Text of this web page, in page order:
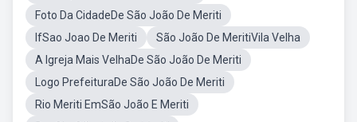
Foto Da CidadeDe São João De Meriti
IfSao Joao De Meriti
São João De MeritiVila Velha
A Igreja Mais VelhaDe São João De Meriti
Logo PrefeituraDe São João De Meriti
Rio Meriti EmSão João E Meriti